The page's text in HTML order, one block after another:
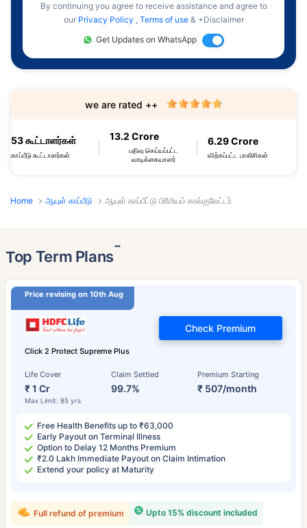
By continuing you agree to receive assistance and agree to
our Privacy Policy , Terms of use & +Disclaimer
Get Updates on WhatsApp
53 கூட்டாளர்கள்
காப்பீடு கூட்டாளர்கள்
13.2 Crore
பதிவு செய்யப்பட்ட
வாடிக்கையாளர்
6.29 Crore
விற்கப்பட்ட பாலிசிகள்
we are rated ++
Home ஆயுள் காப்பீடு ஆயுள் காப்பீட்டு பிரீமியம் கால்குலேட்டர்
Top Term Plans˜
Price revising on 10th Aug
Click 2 Protect Supreme Plus
Life Cover
₹ 1 Cr
Max Limit: 85 yrs
Claim Settled
99.7%
Premium Starting
₹ 507/month
Check Premium
Free Health Benefits up to ₹63,000
Early Payout on Terminal Illness
Option to Delay 12 Months Premium
₹2.0 Lakh Immediate Payout on Claim Intimation
Extend your policy at Maturity
Upto 15% discount included
Full refund of premium